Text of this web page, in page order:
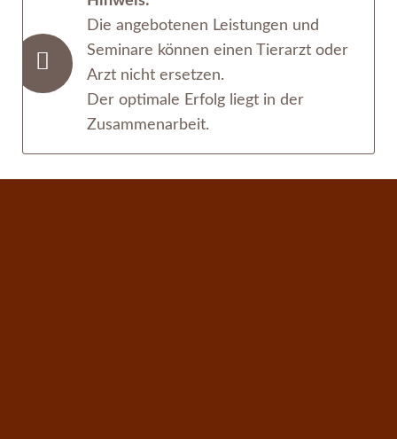
Die angebotenen Leistungen und
Seminare können einen Tierarzt oder
Arzt nicht ersetzen.
Der optimale Erfolg liegt in der
Zusammenarbeit.